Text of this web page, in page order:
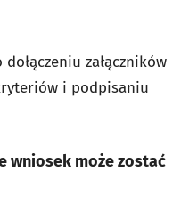
załączników
i podpisaniu
wniosek może zostać